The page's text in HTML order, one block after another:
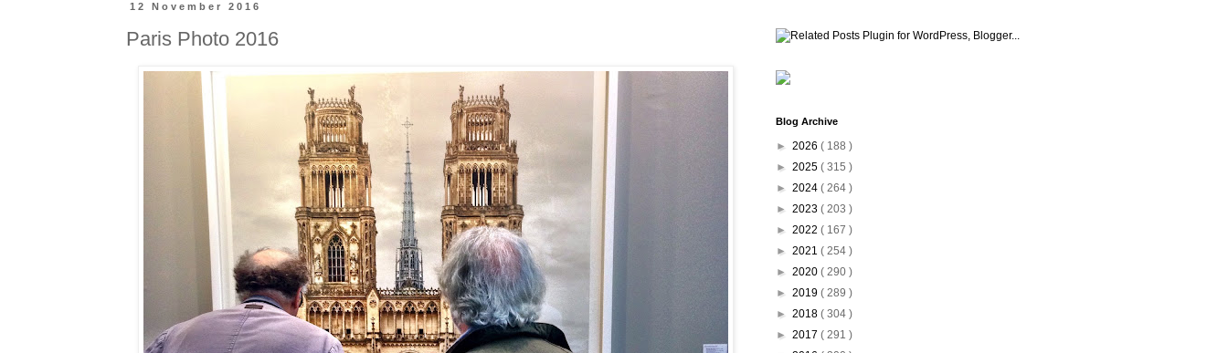
12 November 2016
Paris Photo 2016
Blog Archive
► 2026 ( 188 )
► 2025 ( 315 )
► 2024 ( 264 )
► 2023 ( 203 )
► 2022 ( 167 )
► 2021 ( 254 )
► 2020 ( 290 )
► 2019 ( 289 )
► 2018 ( 304 )
► 2017 ( 291 )